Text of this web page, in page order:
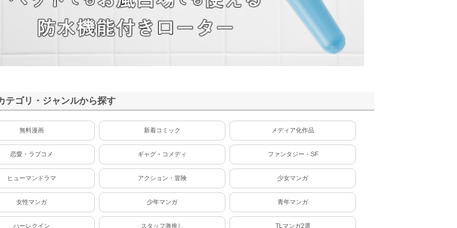
テゴリ・ジャンルから探す
無料漫画 新着コミック メディア化作品
恋愛・ラブコメ ギャグ・コメディ ファンタジー・SF
ヒューマンドラマ アクション・冒険 少女マンガ
女性マンガ 少年マンガ 青年マンガ
ハーレクイン スタッフ激推し TLマンガ2選